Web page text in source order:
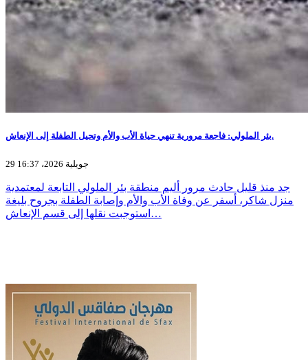
بئر الملولي: فاجعة مرورية تنهي حياة الأب والأم وتحيل الطفلة إلى الإنعاش.
29 جويلية 2026، 16:37
جد منذ قليل حادث مرور أليم منطقة بئر الملولي التابعة لمعتمدية
منزل شاكر، أسفر عن وفاة الأب والأم وإصابة الطفلة بجروح بليغة
استوجبت نقلها إلى قسم الإنعاش…